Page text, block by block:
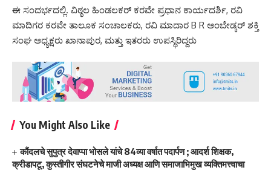
ಈ ಸಂದರ್ಭದಲ್ಲಿ. ವಿಠ್ಠಲ ಹಿಂಡಲಕರ್ ಕರವೇ ಪ್ರಧಾನ ಕಾರ್ಯದರ್ಶಿ, ರವಿ
ಮಾದಿಗರ ಕರವೇ ತಾಲೂಕ ಸಂಚಾಲಕರು, ರವಿ ಮಾದಾರ B R ಅಂಬೇಡ್ಕರ್ ಶಕ್ತಿ
ಸಂಘ ಅಧ್ಯಕ್ಷರು ಖಾನಾಪುರ, ಮತ್ತು ಇತರರು ಉಪಸ್ಥಿರಿದ್ದರು
You Might Also Like
कौंदलचे सुपुत्र देवाप्पा भोसले यांचे 84व्या वर्षात पदार्पण ; आदर्श शिक्षक,
क्रीडापटू, कुस्तीगीर संघटनेचे माजी अध्यक्ष आणि समाजाभिमुख व्यक्तिमत्त्वाचा